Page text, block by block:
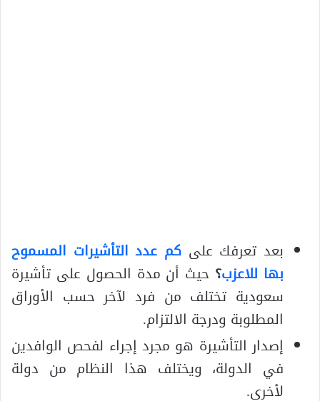
بعد تعرفك على كم عدد التأشيرات المسموح
بها للاعزب؟ حيث أن مدة الحصول على تأشيرة
سعودية تختلف من فرد لآخر حسب الأوراق
المطلوبة ودرجة الالتزام.
إصدار التأشيرة هو مجرد إجراء لفحص الوافدين
في الدولة، ويختلف هذا النظام من دولة
لأخرى.